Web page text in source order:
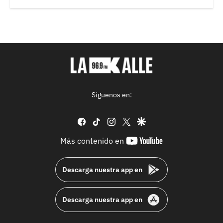
Síguenos en:
facebook
tiktok instagram
twittergoogle
Más contenido en
youtube-
Descarga nuestra app en
Descarga nuestra app en